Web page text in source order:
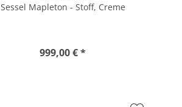
Sessel Mapleton - Stoff, Creme
999,00 € *